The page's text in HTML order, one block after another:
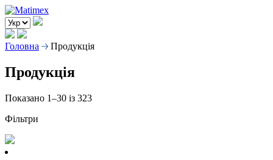
Головна Продукція
Продукція
Показано 1–30 із 323
Фільтри